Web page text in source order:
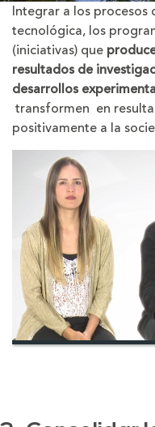
Integrar a los procesos
tecnológica, los
(iniciativas) que
resultados de
desarrollos
transformen en
positivamente a la